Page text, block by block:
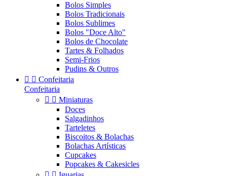
Bolos Simples
Bolos Tradicionais
Bolos Sublimes
Bolos "Doce Alto"
Bolos de Chocolate
Tartes & Folhados
Semi-Frios
Pudins & Outros
  Confeitaria
Confeitaria
  Miniaturas
Doces
Salgadinhos
Tarteletes
Biscoitos & Bolachas
Bolachas Artísticas
Cupcakes
Popcakes & Cakesicles